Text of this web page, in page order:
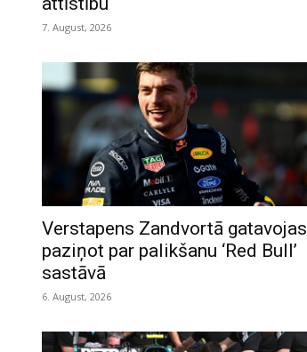
7. August, 2026
Verstapens Zandvortā gatavojas
paziņot par palikšanu ‘Red Bull’
sastāvā
6. August, 2026